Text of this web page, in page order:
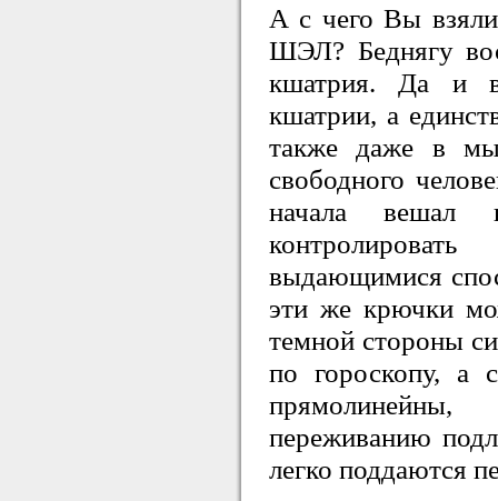
А с чего Вы
ШЭЛ? Беднягу
кшатрия. Да и
кшатрии, а
также даже в
свободного
начала вешал
выдающимися
эти же крючки
темной стороны
по гороскопу, а
переживанию
легко поддаются